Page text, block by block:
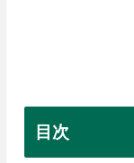
目次